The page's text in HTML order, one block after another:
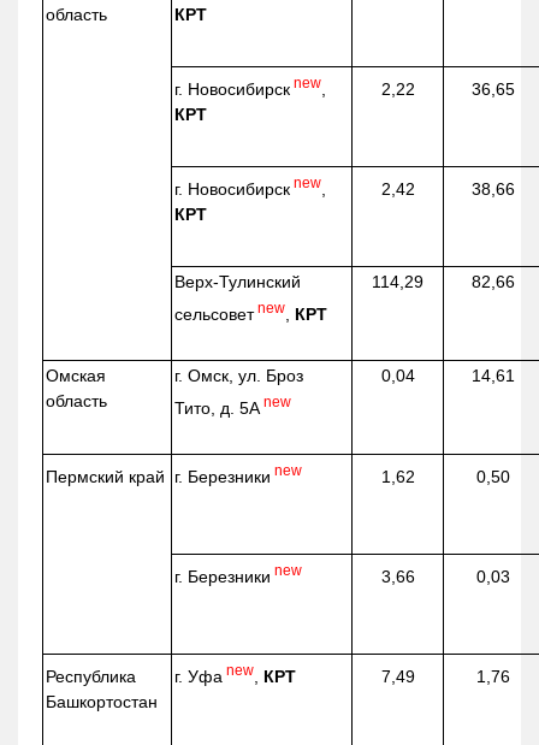
область
КРТ
г. Новосибирск new
КРТ
2,22 36,65
г. Новосибирск new
КРТ
2,42 38,66
Верх-Тулинский
сельсовет new КРТ
114,29 82,66
Омская
область
г. Омск, ул. Броз
Тито, д. 5А new
0,04 14,61
Пермский край г. Березники new 1,62 0,50
г. Березники new 3,66 0,03
Республика
Башкортостан
г. Уфа new КРТ 7,49 1,76